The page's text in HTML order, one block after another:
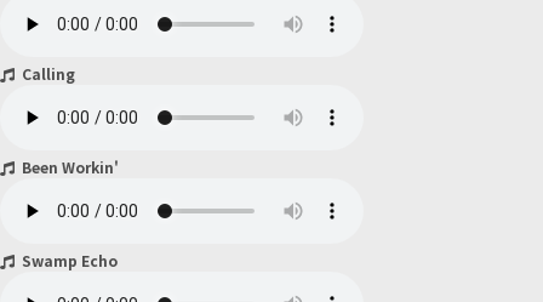
Calling
Been Workin'
Swamp Echo